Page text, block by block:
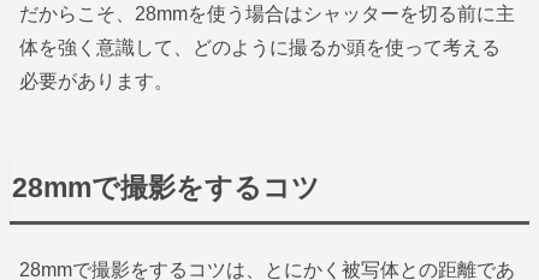
だからこそ、28mmを使う場合はシャッターを切る前に主
体を強く意識して、どのように撮るか頭を使って考える
必要があります。
28mmで撮影をするコツ
28mmで撮影をするコツは、とにかく被写体との距離であ